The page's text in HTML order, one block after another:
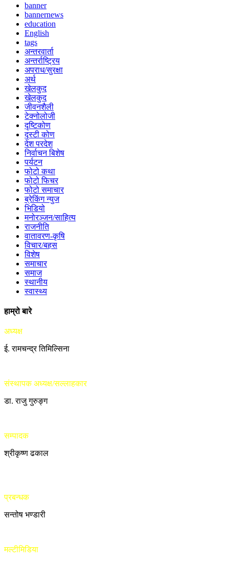
banner
bannernews
education
English
tags
अन्तरवार्ता
अन्तर्राष्ट्रिय
अपराध/सुरक्षा
अर्थ
खेलकुद
खेलकुद
जीवनशैली
टेक्नोलोजी
दृष्टिकोण
दृस्टी कोण
देश परदेश
निर्वाचन बिशेष
पर्यटन
फोटो कथा
फोटो फिचर
फोटो समाचार
ब्रेकिंग न्युज
भिडियो
मनोरञ्जन/साहित्य
राजनीति
वातावरण-कृषि
विचार/बहस
विशेष
समाचार
समाज
स्थानीय
स्वास्थ्य
हाम्रो बारे
अध्यक्ष
ई. रामचन्द्र तिमिल्सिना
संस्थापक अध्यक्ष/सल्लाहकार
डा. राजु गुरुङ्ग
सम्पादक
श्रीकृष्ण ढकाल
प्रबन्धक
सन्तोष भण्डारी
मल्टीमिडिया